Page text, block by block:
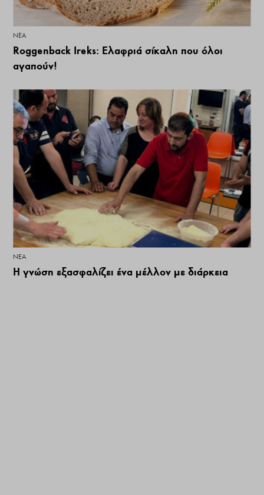
ΝΕΑ
Roggenback Ireks: Ελαφριά σίκαλη που όλοι
αγαπούν!
ΝΕΑ
Η γνώση εξασφαλίζει ένα μέλλον με διάρκεια